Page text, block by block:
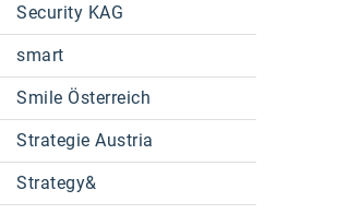
Security KAG
smart
Smile Österreich
Strategie Austria
Strategy&